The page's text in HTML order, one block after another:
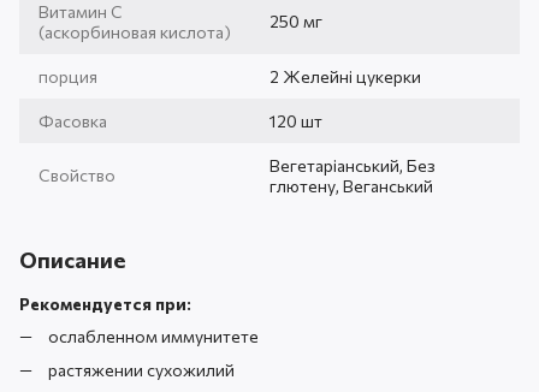
Витамин С
(аскорбиновая кислота)
250 мг
порция 2 Желейні цукерки
Фасовка 120 шт
Свойство
Вегетаріанський, Без
глютену, Веганський
Описание
Рекомендуется при:
ослабленном иммунитете
растяжении сухожилий